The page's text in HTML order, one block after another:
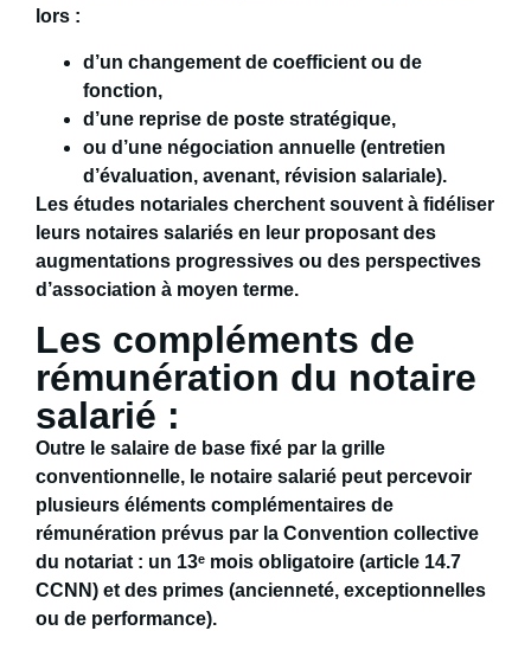
lors :
d’un changement de coefficient ou de
fonction,
d’une reprise de poste stratégique,
ou d’une négociation annuelle (entretien
d’évaluation, avenant, révision salariale).
Les études notariales cherchent souvent à fidéliser
leurs notaires salariés en leur proposant des
augmentations progressives ou des perspectives
d’association à moyen terme.
Les compléments de
rémunération du notaire
salarié :
Outre le salaire de base fixé par la grille
conventionnelle, le notaire salarié peut percevoir
plusieurs éléments complémentaires de
rémunération prévus par la Convention collective
du notariat : un 13ᵉ mois obligatoire (article 14.7
CCNN) et des primes (ancienneté, exceptionnelles
ou de performance).